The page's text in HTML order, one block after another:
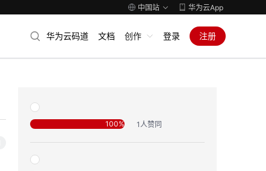
中国站 华为云App
华为云码道 文档 创作 登录 注册
100% 1人赞同